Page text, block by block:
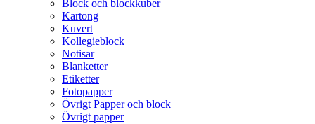
Block och blockkuber
Kartong
Kuvert
Kollegieblock
Notisar
Blanketter
Etiketter
Fotopapper
Övrigt Papper och block
Övrigt papper